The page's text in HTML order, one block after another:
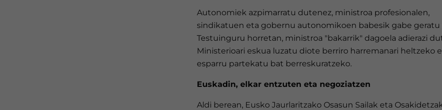
Autonomiek azpimarratu dutenez, ministroa profesionalen,
sindikatuen eta gobernu autonomikoen babesik gabe geratu
Testuinguru horretan, ministroa "bakarrik" dagoela adierazi
Ministerioari eskua luzatu diote berriro harremanari heltzeko
esparru partekatu bat berreskuratzeko.
Euskadin, elkar entzuten eta negoziatzen
Aldi berean, Eusko Jaurlaritzako Osasun Sailak eta